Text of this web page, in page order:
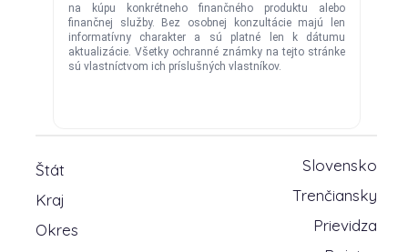
Štát
Slovensko
Kraj
Trenčiansky
Okres
Prievidza